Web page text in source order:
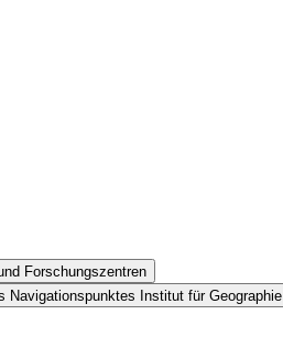
Forschungszentren
Navigationspunktes Institut für Geographie